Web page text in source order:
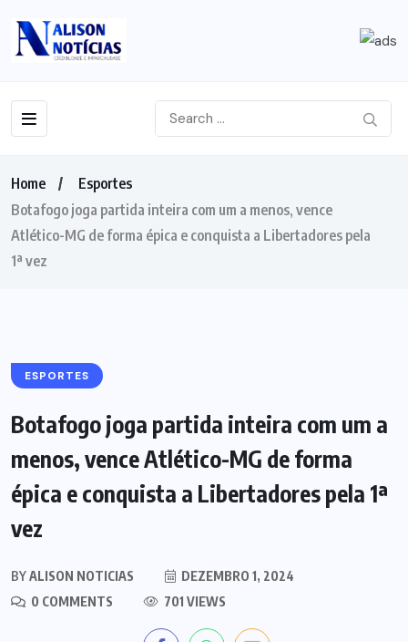
Home
Esportes
Botafogo joga partida inteira com um a menos, vence
Atlético-MG de forma épica e conquista a Libertadores pela
1ª vez
ESPORTES
Botafogo joga partida inteira com um a
menos, vence Atlético-MG de forma
épica e conquista a Libertadores pela 1ª
vez
BYALISON NOTICIAS
DEZEMBRO 1, 2024
0 COMMENTS
701 VIEWS